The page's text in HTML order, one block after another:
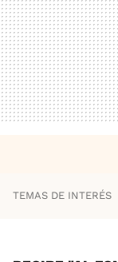
TEMAS DE INTERÉS